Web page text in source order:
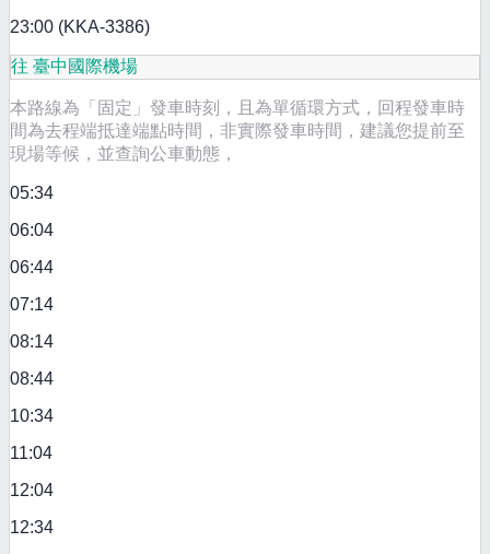
23:00 (KKA-3386)
往 臺中國際機場
本路線為「固定」發車時刻，且為單循環方式，回程發車時
間為去程端抵達端點時間，非實際發車時間，建議您提前至
現場等候，並查詢公車動態，
05:34
06:04
06:44
07:14
08:14
08:44
10:34
11:04
12:04
12:34